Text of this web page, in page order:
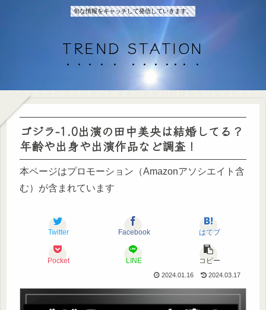
旬な情報をキャッチして発信していきます。
TREND STATION
ゴジラ-1.0出演の田中美央は結婚してる？
年齢や出身や出演作品など調査！
本ページはプロモーション（Amazonアソシエイト含
む）が含まれています
Twitter Facebook はてブ
Pocket LINE コピー
2024.01.16 2024.03.17